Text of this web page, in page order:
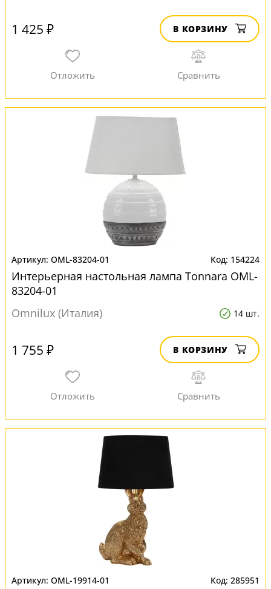
1 425 ₽ В КОРЗИНУ
OML-83204-01 154224
Интерьерная настольная лампа Tonnara OML-
83204-01
Omnilux (Италия)
14 шт.
1 755 ₽ В КОРЗИНУ
OML-19914-01 285951